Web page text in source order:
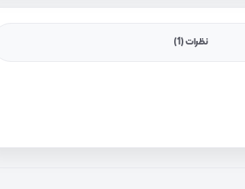
نظرات (1)